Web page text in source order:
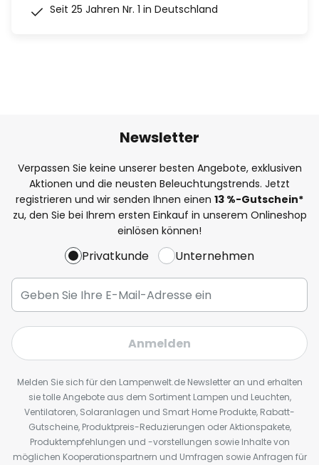
Seit 25 Jahren Nr. 1 in Deutschland
Newsletter
Verpassen Sie keine unserer besten Angebote, exklusiven
Aktionen und die neusten Beleuchtungstrends. Jetzt
registrieren und wir senden Ihnen einen 13 %-Gutschein*
zu, den Sie bei Ihrem ersten Einkauf in unserem Onlineshop
einlösen können!
Privatkunde Unternehmen
Anmelden
Melden Sie sich für den Lampenwelt.de Newsletter an und erhalten
sie tolle Angebote aus dem Sortiment Lampen und Leuchten,
Ventilatoren, Solaranlagen und Smart Home Produkte, Rabatt-
Gutscheine, Produktpreis-Reduzierungen oder Aktionspakete,
Produktempfehlungen und -vorstellungen sowie Inhalte von
möglichen Kooperationspartnern und Umfragen sowie Anfragen für